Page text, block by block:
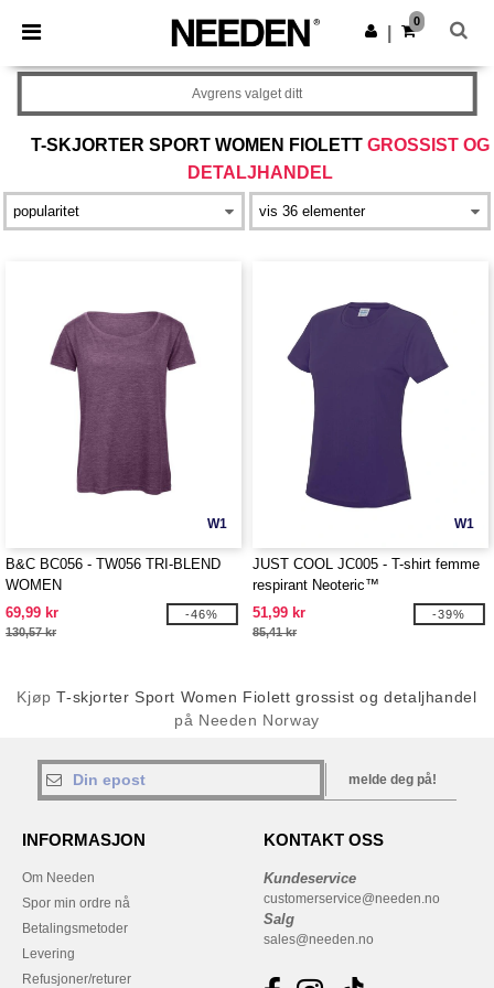
× Needen-app
Bedre priser i appen!
Last ned app
0
T-SKJORTER SPORT WOMEN FIOLETT GROSSIST OG
DETALJHANDEL
Avgrens valget ditt
W1
B&C BC056 - TW056 TRI-BLEND
WOMEN
69,99 kr
130,57 kr
-46%
W1
JUST COOL JC005 - T-shirt femme
respirant Neoteric™
51,99 kr
85,41 kr
-39%
KjøpT-skjorter Sport Women Fiolett grossist og detaljhandel
på Needen Norway
melde deg på!
INFORMASJON
Om Needen
Spor min ordre nå
Betalingsmetoder
Levering
Refusjoner/returer
KONTAKT OSS
Kundeservice
customerservice@needen.no
Salg
sales@needen.no